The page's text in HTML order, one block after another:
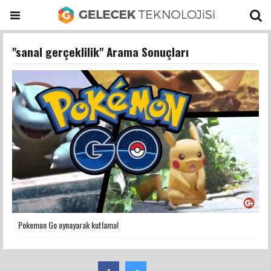
"sanal gerçeklilik" Arama Sonuçları
Pokemon Go oynayarak kutlama!